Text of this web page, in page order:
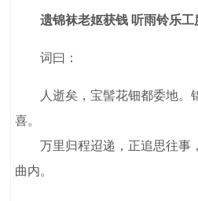
遗锦袜老妪获钱 听雨铃乐工
词曰：
人逝矣，宝髻花钿都委地。
喜。
万里归程迢递，正追思往事
曲内。